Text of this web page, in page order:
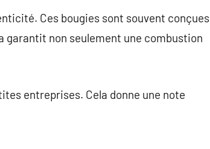
Ces bougies sont souvent conçues
garantit non seulement une combustion
entreprises. Cela donne une note